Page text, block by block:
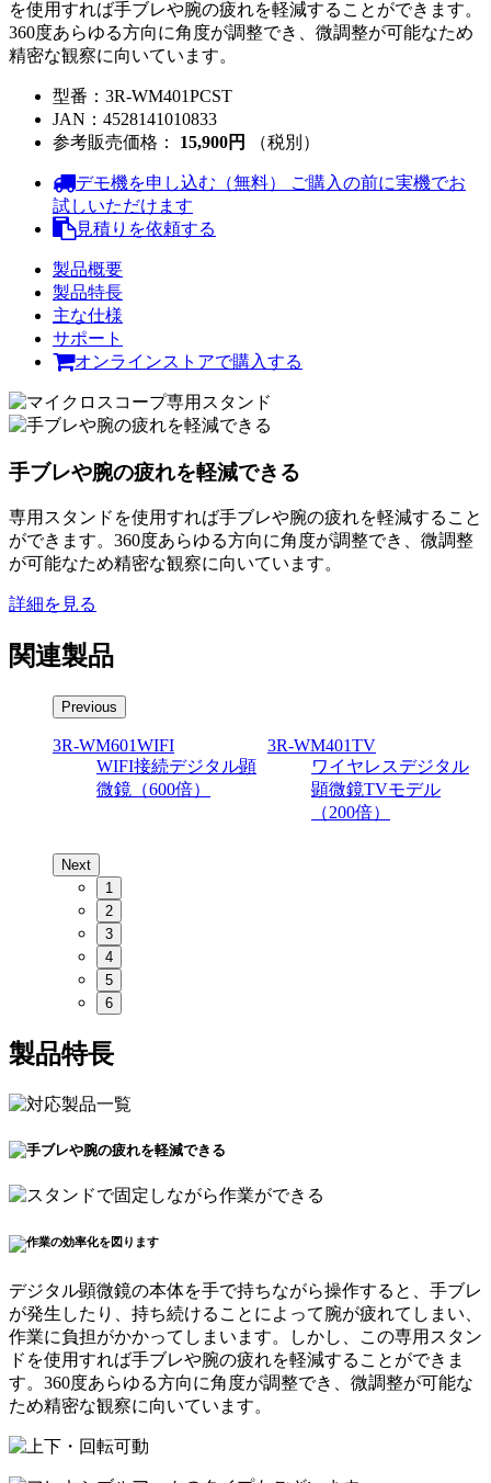
を使用すれば手ブレや腕の疲れを軽減することができます。
360度あらゆる方向に角度が調整でき、微調整が可能なため
精密な観察に向いています。
型番： 3R-WM401PCST
JAN： 4528141010833
参考販売価格：
15,900円 （税別）
デモ機を申し込む（無料）
ご購入の前に実機でお
試しいただけます
見積りを依頼する
製品概要
製品特長
主な仕様
サポート
オンラインストアで購入する
手ブレや腕の疲れを軽減できる
専用スタンドを使用すれば手ブレや腕の疲れを軽減すること
ができます。360度あらゆる方向に角度が調整でき、微調整
が可能なため精密な観察に向いています。
詳細を見る
関連製品
Previous
3R-WM601WIFI
WIFI接続デジタル顕
微鏡（600倍）
3R-WM401TV
ワイヤレスデジタル
顕微鏡TVモデル
（200倍）
Next
1
2
3
4
5
6
製品特長
デジタル顕微鏡の本体を手で持ちながら操作すると、 手ブレ
が発生したり、持ち続けることによって腕が疲れてしまい、
作業に負担がかかってしまいます。しかし、この専用スタン
ドを使用すれば手ブレや腕の疲れを軽減する ことができま
す。360度あらゆる方向に角度が調整でき、微調整が可能な
ため精密な観察に向いています。